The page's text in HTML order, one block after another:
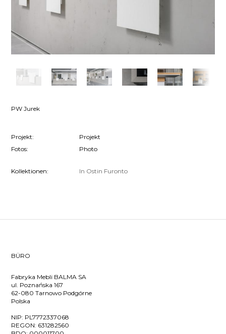
PW Jurek
Projekt:
Projekt
Fotos:
Photo
Kollektionen: In Ostin Furonto
BÜRO
Fabryka Mebli BALMA SA
ul. Poznańska 167
62-080 Tarnowo Podgórne
Polska
NIP: PL7772337068
REGON: 631282560